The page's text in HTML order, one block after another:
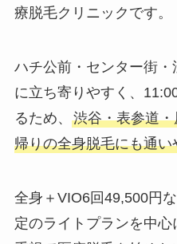
療脱毛クリニックです。
ハチ公前・センター街
に立ち寄りやすく、
るため、 渋谷・表参道
帰りの全身脱毛にも通い
全身＋VIO6回49,500円
定のライトプランを中